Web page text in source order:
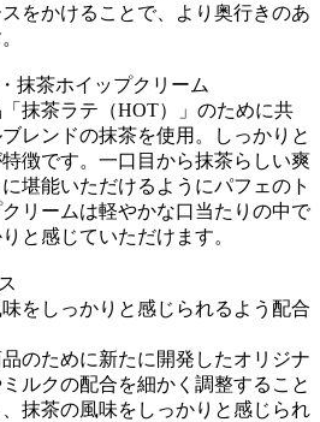
をかけることで、より奥行きのあ
抹茶ホイップクリーム
抹茶ラテ（HOT）」のために共
レンドの抹茶を使用。しっかりと
徴です。一口目から抹茶らしい爽
堪能いただけるようにパフェのト
リームは軽やかな口当たりの中で
と感じていただけます。
をしっかりと感じられるよう配合
のために新たに開発したオリジナ
ルクの配合を細かく調整すること
抹茶の風味をしっかりと感じられ